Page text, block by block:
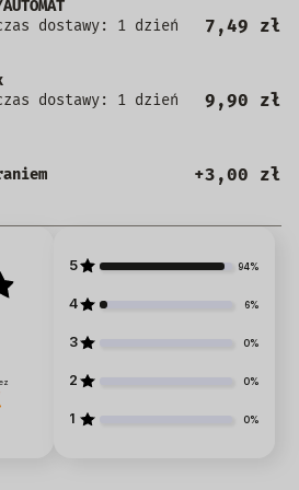
dostawy: 1 dzień
7,49 zł
dostawy: 1 dzień
9,90 zł
+3,00 zł
5 94%
4 6%
3 0%
2 0%
1 0%